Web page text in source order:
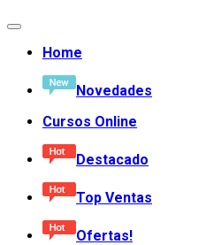
Home
Novedades
Cursos Online
Destacado
Top Ventas
Ofertas!